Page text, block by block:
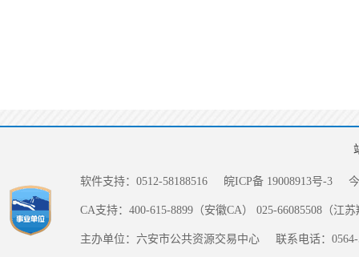
软件支持：0512-58188516 皖ICP备 19008913号-3
CA支持：400-615-8899（安徽CA） 025-66085508（江
主办单位：六安市公共资源交易中心 联系电话：0564-